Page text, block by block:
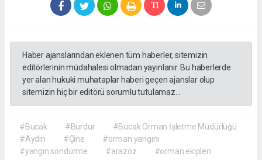
Haber ajanslarından eklenen tüm haberler, sitemizin
editörlerinin müdahalesi olmadan yayınlanır. Bu haberlerde
yer alan hukuki muhataplar haberi geçen ajanslar olup
sitemizin hiç bir editörü sorumlu tutulamaz...
#Bucak #Burdur
#Bucak Orman İşletme Müdürlüğü
#Aydın
#Çine
#orman yangını
#yangın söndürme
#arazöz
#orman ekipleri